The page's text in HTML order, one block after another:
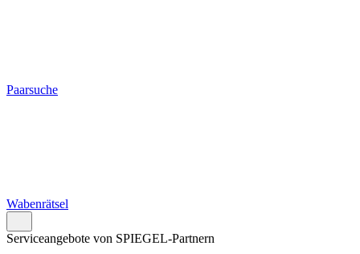
Paarsuche
Wabenrätsel
Serviceangebote von SPIEGEL-Partnern